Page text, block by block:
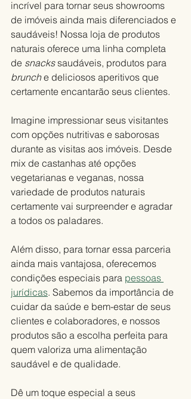
incrível para tornar seus showrooms
de imóveis ainda mais diferenciados e
saudáveis! Nossa loja de produtos
naturais oferece uma linha completa
de snacks saudáveis, produtos para
brunch e deliciosos aperitivos que
certamente encantarão seus clientes.
Imagine impressionar seus visitantes
com opções nutritivas e saborosas
durante as visitas aos imóveis. Desde
mix de castanhas até opções
vegetarianas e veganas, nossa
variedade de produtos naturais
certamente vai surpreender e agradar
a todos os paladares.
Além disso, para tornar essa parceria
ainda mais vantajosa, oferecemos
condições especiais para pessoas
jurídicas. Sabemos da importância de
cuidar da saúde e bem-estar de seus
clientes e colaboradores, e nossos
produtos são a escolha perfeita para
quem valoriza uma alimentação
saudável e de qualidade.
Dê um toque especial a seus